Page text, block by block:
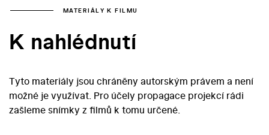
MATERIÁLY K FILMU
K nahlédnutí
Tyto materiály jsou chráněny autorským právem a není
možné je využívat. Pro účely propagace projekcí rádi
zašleme snímky z filmů k tomu určené.